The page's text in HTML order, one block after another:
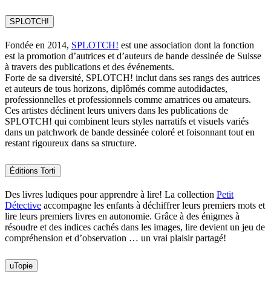
SPLOTCH!
Fondée en 2014, SPLOTCH! est une association dont la fonction
est la promotion d’autrices et d’auteurs de bande dessinée de Suisse
à travers des publications et des événements.
Forte de sa diversité, SPLOTCH! inclut dans ses rangs des autrices
et auteurs de tous horizons, diplômés comme autodidactes,
professionnelles et professionnels comme amatrices ou amateurs.
Ces artistes déclinent leurs univers dans les publications de
SPLOTCH! qui combinent leurs styles narratifs et visuels variés
dans un patchwork de bande dessinée coloré et foisonnant tout en
restant rigoureux dans sa structure.
Éditions Torti
Des livres ludiques pour apprendre à lire! La collection Petit
Détective accompagne les enfants à déchiffrer leurs premiers mots et
lire leurs premiers livres en autonomie. Grâce à des énigmes à
résoudre et des indices cachés dans les images, lire devient un jeu de
compréhension et d’observation … un vrai plaisir partagé!
uTopie